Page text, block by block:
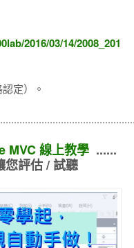
2016/03/14/2008_201
定）。
MVC 線上教學......
評估 / 試聽